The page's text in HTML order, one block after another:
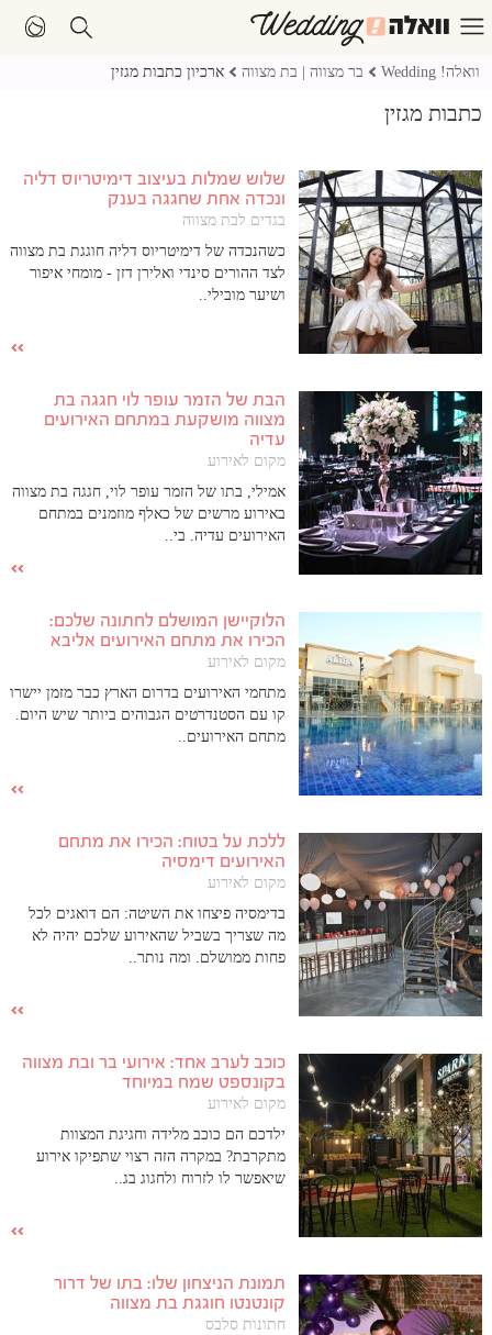
וואלה! Wedding בר מצווה | בת מצווה ארכיון כתבות מגזין
כתבות מגזין
שלוש שמלות בעיצוב דימיטריוס דליה
ונכדה אחת שחגגה בענק
בגדים לבת מצווה
כשהנכדה של דימיטריוס דליה חוגגת בת מצווה
לצד ההורים סינדי ואלירן דזן - מומחי איפור
ושיער מובילי..
הבת של הזמר עופר לוי חגגה בת
מצווה מושקעת במתחם האירועים
עדיה
מקום לאירוע
אמילי, בתו של הזמר עופר לוי, חגגה בת מצווה
באירוע מרשים של כאלף מוזמנים במתחם
האירועים עדיה. בי..
הלוקיישן המושלם לחתונה שלכם:
הכירו את מתחם האירועים אליבא
מקום לאירוע
מתחמי האירועים בדרום הארץ כבר מזמן יישרו
קו עם הסטנדרטים הגבוהים ביותר שיש היום.
מתחם האירועים..
ללכת על בטוח: הכירו את מתחם
האירועים דימסיה
מקום לאירוע
בדימסיה פיצחו את השיטה: הם דואגים לכל
מה שצריך בשביל שהאירוע שלכם יהיה לא
פחות ממושלם. ומה נותר..
כוכב לערב אחד: אירועי בר ובת מצווה
בקונספט שמח במיוחד
מקום לאירוע
ילדכם הם כוכב מלידה וחגיגת המצוות
מתקרבת? במקרה הזה רצוי שתפיקו אירוע
שיאפשר לו לזרוח ולחגוג בג..
תמונת הניצחון שלו: בתו של דרור
קונטנטו חוגגת בת מצווה
חתונות סלבס